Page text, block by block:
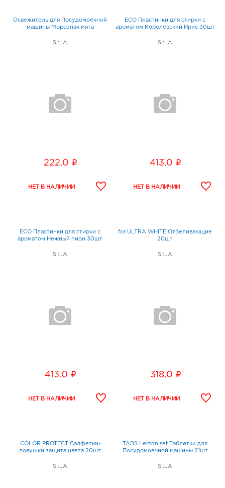
Освежитель для Посудомоечной
машины Морозная мята
SI:LA
222.0 i
ECO Пластинки для стирки с
ароматом Королевский Ирис 30шт
SI:LA
413.0 i
ECO Пластинки для стирки с
ароматом Нежный пион 30шт
SI:LA
413.0 i
for ULTRA WHITE Отбеливающие
20шт
SI:LA
318.0 i
COLOR PROTECT Салфетки-
ловушки защита цвета 20шт
SI:LA
TABS Lemon set Таблетки для
Посудомоечной машины 21шт
SI:LA